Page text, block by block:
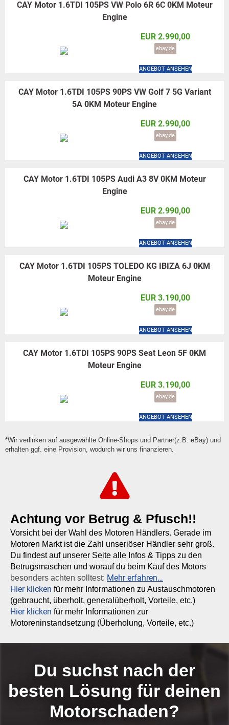
CAY Motor 1.6TDI 105PS VW Polo 6R 6C 0KM Moteur
Engine
EUR 2.990,00
ebay.de
ANGEBOT ANSEHEN
CAY Motor 1.6TDI 105PS 90PS VW Golf 7 5G Variant
5A 0KM Moteur Engine
EUR 2.990,00
ebay.de
ANGEBOT ANSEHEN
CAY Motor 1.6TDI 105PS Audi A3 8V 0KM Moteur
Engine
EUR 2.990,00
ebay.de
ANGEBOT ANSEHEN
CAY Motor 1.6TDI 105PS TOLEDO KG IBIZA 6J 0KM
Moteur Engine
EUR 3.190,00
ebay.de
ANGEBOT ANSEHEN
CAY Motor 1.6TDI 105PS 90PS Seat Leon 5F 0KM
Moteur Engine
EUR 3.190,00
ebay.de
ANGEBOT ANSEHEN
*Wir verlinken auf ausgewählte Online-Shops und Partner(z.B. eBay) und
erhalten ggf. eine Provision, wodurch wir uns finanzieren.
Achtung vor Betrug & Pfusch!!
Vorsicht bei der Wahl des Motoren Händlers. Gerade im
Motoren Markt ist die Zahl unseriöser Händler sehr groß.
Du findest auf unserer Seite alle Infos & Tipps zu den
Betrugsmaschen und worauf du beim Kauf des Motors
besonders achten solltest: Mehr erfahren…
Hier klicken für mehr Informationen zu Austauschmotoren
(gebraucht, überholt, generalüberholt, Vorteile, etc.)
Hier klicken für mehr Informationen zur
Motoreninstandsetzung (Überholung, Vorteile, etc.)
Du suchst nach der
besten Lösung für deinen
Motorschaden?